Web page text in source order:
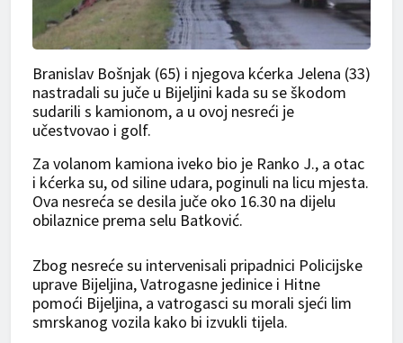
Branislav Bošnjak (65) i njegova kćerka Jelena (33)
nastradali su juče u Bijeljini kada su se škodom
sudarili s kamionom, a u ovoj nesreći je
učestvovao i golf.
Za volanom kamiona iveko bio je Ranko J., a otac
i kćerka su, od siline udara, poginuli na licu mjesta.
Ova nesreća se desila juče oko 16.30 na dijelu
obilaznice prema selu Batković.
Zbog nesreće su intervenisali pripadnici Policijske
uprave Bijeljina, Vatrogasne jedinice i Hitne
pomoći Bijeljina, a vatrogasci su morali sjeći lim
smrskanog vozila kako bi izvukli tijela.